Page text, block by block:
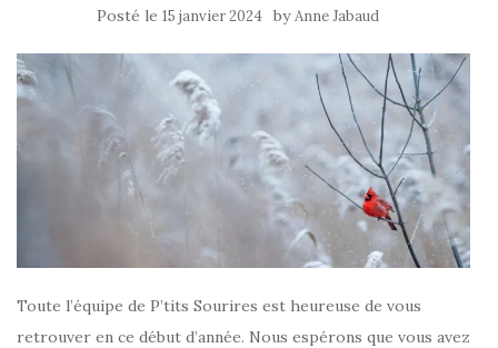
Posté le 15 janvier 2024 byAnne Jabaud
Toute l’équipe de P’tits Sourires est heureuse de vous
retrouver en ce début d’année. Nous espérons que vous avez